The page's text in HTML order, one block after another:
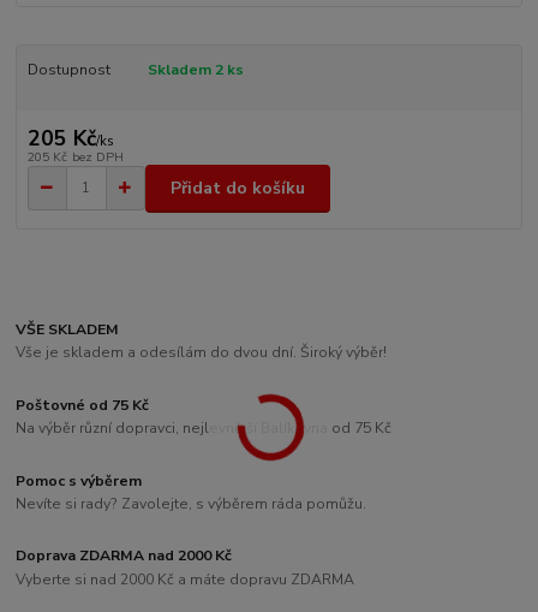
Dostupnost Skladem 2 ks
205 Kč/ks
205 Kč bez DPH
Přidat do košíku
VŠE SKLADEM
Vše je skladem a odesílám do dvou dní. Široký výběr!
Poštovné od 75 Kč
Na výběr různí dopravci, nejlevnější Balíkovna od 75 Kč
Pomoc s výběrem
Nevíte si rady? Zavolejte, s výběrem ráda pomůžu.
Doprava ZDARMA nad 2000 Kč
Vyberte si nad 2000 Kč a máte dopravu ZDARMA